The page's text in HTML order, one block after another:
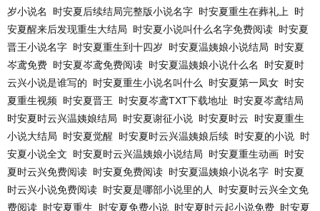
岁小说名
时安夏后续结局完整版小说名字 时安夏重生在葬礼上
时
安夏醒来后发现重生大结局
时安夏小说叫什么名字免费阅读 时安夏
晋王小说名字 时安夏重生到十四岁 时安夏温姨娘小说结局
时安夏
岑鸢免费 时安夏岑鸢免费阅读 时安夏温姨娘小说什么名
时安夏时
云兴小说是谁写的
时安夏重生小说名叫什么 时安夏第一凤女 时安
夏重生视频 时安夏晋王 时安夏岑鸢TXT下载地址
时安夏岑鸢结局
时安夏时云兴温姨娘结局
时安夏谢征小说 时安夏时云
时安夏重生
小说大结局
时安夏觉醒 时安夏时云兴温姨娘后续 时安夏的小说 时
安夏小说全文
时安夏时云兴温姨娘小说结局 时安夏重生动画 时安
夏时云兴免费阅读 时安夏免费阅读 时安夏温姨娘小说名字 时安夏
时云兴小说免费阅读 时安夏是哪部小说里的人
时安夏时云兴全文免
费阅读 时安夏重生 时安夏免费小说 时安夏时云起小说免费 时安夏